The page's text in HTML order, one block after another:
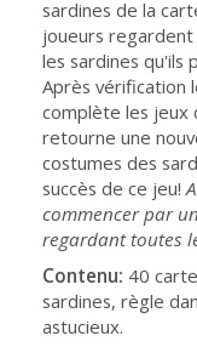
sardines de la
joueurs
les sardines qu'ils
Après vérification
complète les jeux
retourne une
costumes des
succès de ce jeu!
commencer par
regardant toutes
Contenu: 40
sardines, règle
astucieux.